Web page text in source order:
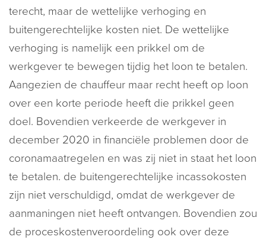
terecht, maar de wettelijke verhoging en
buitengerechtelijke kosten niet. De wettelijke
verhoging is namelijk een prikkel om de
werkgever te bewegen tijdig het loon te betalen.
Aangezien de chauffeur maar recht heeft op loon
over een korte periode heeft die prikkel geen
doel. Bovendien verkeerde de werkgever in
december 2020 in financiële problemen door de
coronamaatregelen en was zij niet in staat het loon
te betalen. de buitengerechtelijke incassokosten
zijn niet verschuldigd, omdat de werkgever de
aanmaningen niet heeft ontvangen. Bovendien zou
de proceskostenveroordeling ook over deze